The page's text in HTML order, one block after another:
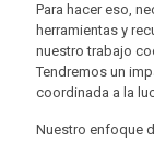
Para hacer eso,
herramientas y
nuestro trabajo
Tendremos un
coordinada a la
Nuestro enfoque